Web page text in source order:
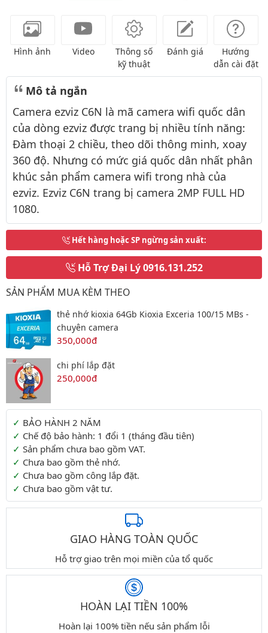
Hình ảnh Video
Thông số
kỹ thuật
Đánh giá
Hướng
dẫn cài đặt
Mô tả ngắn
Camera ezviz C6N là mã camera wifi quốc dân
của dòng ezviz được trang bị nhiều tính năng:
Đàm thoại 2 chiều, theo dõi thông minh, xoay
360 độ. Nhưng có mức giá quốc dân nhất phân
khúc sản phẩm camera wifi trong nhà của
ezviz. Ezviz C6N trang bị camera 2MP FULL HD
1080.
Hết hàng hoặc SP ngừng sản xuất:
Hỗ Trợ Đại Lý0916.131.252
SẢN PHẨM MUA KÈM THEO
thẻ nhớ kioxia 64Gb Kioxia Exceria 100/15 MBs -
chuyên camera
350,000đ
chi phí lắp đặt
250,000đ
Thông tin thêm
BẢO HÀNH 2 NĂM
Chế độ bảo hành: 1 đổi 1 (tháng đầu tiên)
Sản phẩm chưa bao gồm VAT.
Chưa bao gồm thẻ nhớ.
Chưa bao gồm công lắp đặt.
Chưa bao gồm vật tư.
GIAO HÀNG TOÀN QUỐC
Hỗ trợ giao trên mọi miền của tổ quốc
HOÀN LẠI TIỀN 100%
Hoàn lại 100% tiền nếu sản phẩm lỗi